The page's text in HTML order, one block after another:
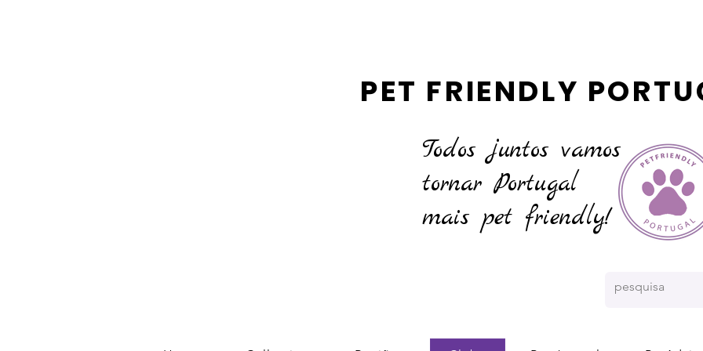
PET FRIENDLY
Todos juntos vamos
tornarPortugal
mais pet friendly!